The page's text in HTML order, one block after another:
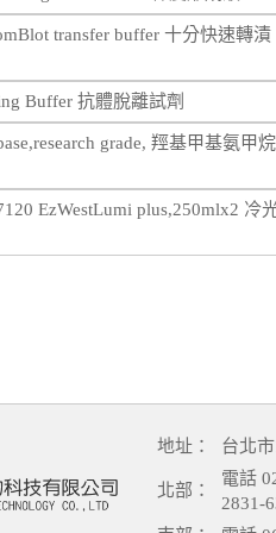
transfer buffer 十分快速轉漬
Buffer 抗體脫離試劑
grade, 羥基甲基氨甲烷
EzWestLumi plus,250mlx2 冷
地址： 台北
北部：
電話
2831-